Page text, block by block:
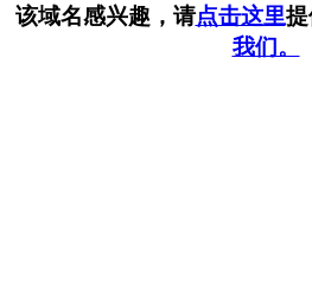
该域名感兴趣，请点击这里
我们。